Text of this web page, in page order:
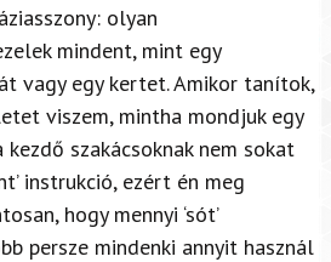
olyan
mindent, mint egy
vagy egy kertet.Amikor tanítok,
viszem, mintha mondjuk egy
szakácsoknak nem sokat
instrukció, ezért én meg
hogy mennyi ‘sót’
persze mindenki annyit használ